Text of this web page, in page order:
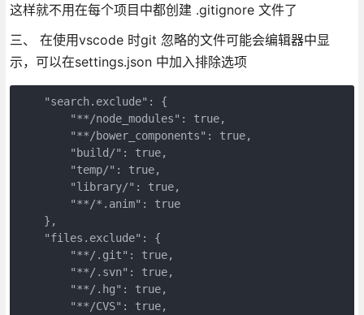
这样就不用在每个项目中都创建 .gitignore 文件了
三、 在使用vscode 时git 忽略的文件可能会编辑器中显
示，可以在settings.json 中加入排除选项
    "search.exclude": {
        "**/node_modules": true,
        "**/bower_components": true,
        "build/": true,
        "temp/": true,
        "library/": true,
        "**/*.anim": true
    },
    "files.exclude": {
        "**/.git": true,
        "**/.svn": true,
        "**/.hg": true,
        "**/CVS": true,